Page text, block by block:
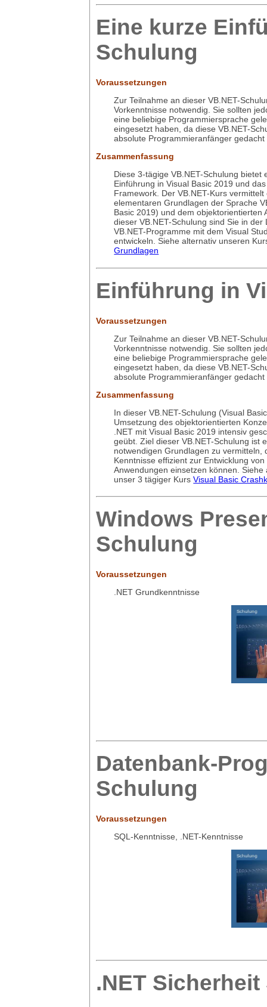
Eine kurze
Schulung
Voraussetzungen
Zur Teilnahme an dieser VB.NET-
Vorkenntnisse notwendig. Sie sollten
eine beliebige Programmiersprache
eingesetzt haben, da diese VB.NET-
absolute Programmieranfänger gedacht
Zusammenfassung
Diese 3-tägige VB.NET-Schulung bietet
Einführung in Visual Basic 2019 und
Framework. Der VB.NET-Kurs vermittelt
elementaren Grundlagen der Sprache
Basic 2019) und dem objektorientierten
dieser VB.NET-Schulung sind Sie in der
VB.NET-Programme mit dem Visual
entwickeln. Siehe alternativ unseren
Grundlagen
Einführung in
Voraussetzungen
Zur Teilnahme an dieser VB.NET-
Vorkenntnisse notwendig. Sie sollten
eine beliebige Programmiersprache
eingesetzt haben, da diese VB.NET-
absolute Programmieranfänger gedacht
Zusammenfassung
In dieser VB.NET-Schulung (Visual
Umsetzung des objektorientierten
.NET mit Visual Basic 2019 intensiv
geübt. Ziel dieser VB.NET-Schulung ist
notwendigen Grundlagen zu vermitteln,
Kenntnisse effizient zur Entwicklung von
Anwendungen einsetzen können. Siehe
unser 3 tägiger KursVisual Basic
Windows
Schulung
Voraussetzungen
.NET Grundkenntnisse
Datenbank-
Schulung
Voraussetzungen
SQL-Kenntnisse, .NET-Kenntnisse
.NET